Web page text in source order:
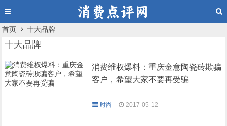
首页 十大品牌
十大品牌
消费维权爆料：重庆金意陶瓷砖欺骗
客户，希望大家不要再受骗
时尚 2017-05-12